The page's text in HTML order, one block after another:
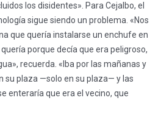
los disidentes». Para Cejalbo, el
sigue siendo un problema. «Nos
que quería instalarse un enchufe en
porque decía que era peligroso,
recuerda. «Iba por las mañanas y
su plaza —solo en su plaza— y las
enteraría que era el vecino, que